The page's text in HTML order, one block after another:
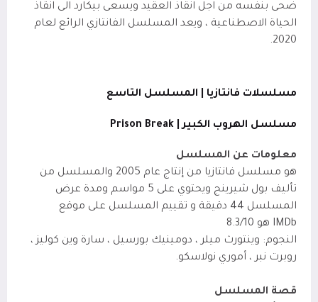
ضحى بنفسه من اجل انقاذ العقيد ويسعى بيكارد الى انقاذ
الحياة الاصطناعية ، ويعد المسلسل الفانتازي الرائع لعام
2020.
مسلسلات فانتازيا | المسلسل التاسع
مسلسل الهروب الكبير | Prison Break
معلومات عن المسلسل
هو مسلسل فانتازيا من إنتاج عام 2005 والمسلسل من
تأليف بول شيرينج ويحتوي على 5 مواسم ومدة عرض
المسلسل 44 دقيقة و تقييم المسلسل على موقع
IMDb هو 8.3/10
النجوم: وينتورث ميلر ، دومينيك بورسيل ، سارة وين كوليز ،
روبرت نبر ، أموري نولاسكو.
قصة المسلسل